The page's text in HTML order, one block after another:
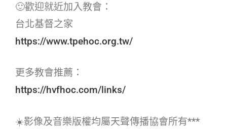
🙂歡迎就近加入教會：
台北基督之家
https://www.tpehoc.org.tw/
更多教會推薦：
https://hvfhoc.com/links/
☀️影像及音樂版權均屬天聲傳播協會所有***